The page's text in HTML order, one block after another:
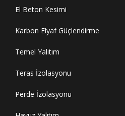
El Beton Kesimi
Karbon Elyaf Güçlendirme
Temel Yalıtım
Teras İzolasyonu
Perde İzolasyonu